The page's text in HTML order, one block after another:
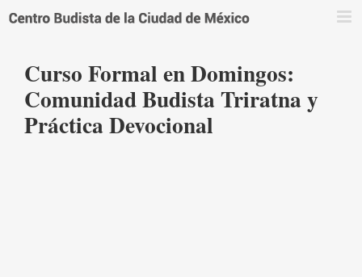
Curso Formal en Domingos:
Comunidad Budista Triratna y
Práctica Devocional